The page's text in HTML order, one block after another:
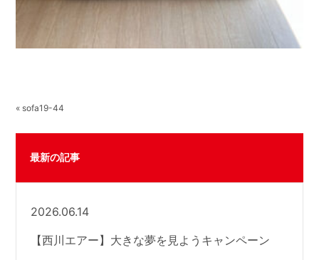
« sofa19-44
最新の記事
2026.06.14
【西川エアー】大きな夢を見ようキャンペーン